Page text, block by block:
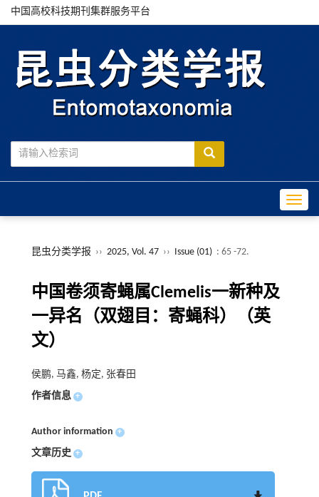
中国高校科技期刊集群服务平台
昆虫分类学报 ›› 2025, Vol. 47 ›› Issue (01) : 65 -72.
中国卷须寄蝇属Clemelis一新种及
一异名（双翅目：寄蝇科）（英
文）
侯鹏, 马鑫, 杨定, 张春田
作者信息 +
Author information +
文章历史 +